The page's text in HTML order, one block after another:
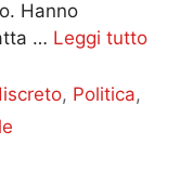
Hanno
… Leggi tutto
, Politica,